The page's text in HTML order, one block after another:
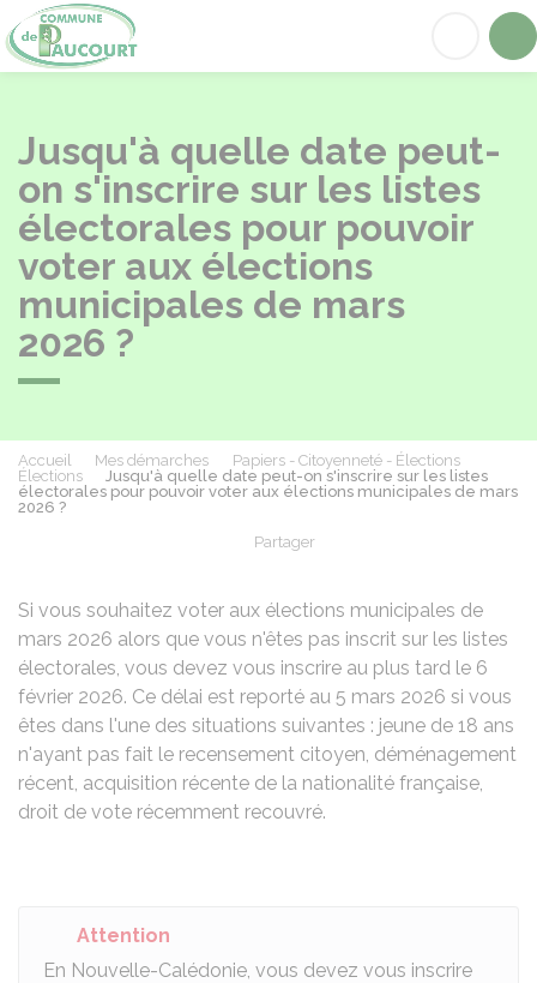
Jusqu'à quelle date peut-
on s'inscrire sur les listes
électorales pour pouvoir
voter aux élections
municipales de mars
2026 ?
Accueil Mes démarches
Papiers - Citoyenneté - Élections
Élections
Jusqu'à quelle date peut-on s'inscrire sur les listes
électorales pour pouvoir voter aux élections municipales de mars
2026 ?
Partager
Si vous souhaitez voter aux élections municipales de
mars 2026 alors que vous n'êtes pas inscrit sur les listes
électorales, vous devez vous inscrire au plus tard le 6
février 2026. Ce délai est reporté au 5 mars 2026 si vous
êtes dans l'une des situations suivantes : jeune de 18 ans
n'ayant pas fait le recensement citoyen, déménagement
récent, acquisition récente de la nationalité française,
droit de vote récemment recouvré.
Attention
En Nouvelle-Calédonie, vous devez vous inscrire